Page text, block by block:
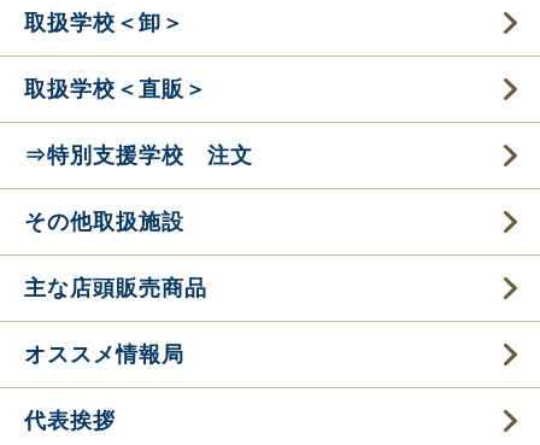
取扱学校＜卸＞
取扱学校＜直販＞
⇒特別支援学校 注文
その他取扱施設
主な店頭販売商品
オススメ情報局
代表挨拶